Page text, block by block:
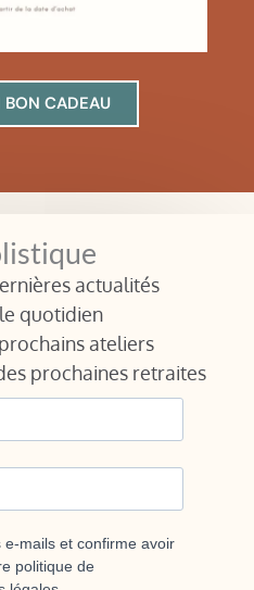
BON CADEAU
actualités
quotidien
ateliers
prochaines retraites